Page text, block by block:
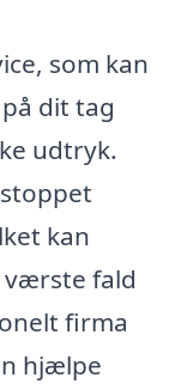
som kan
dit tag
udtryk.
kan
værste fald
firma
hjælpe